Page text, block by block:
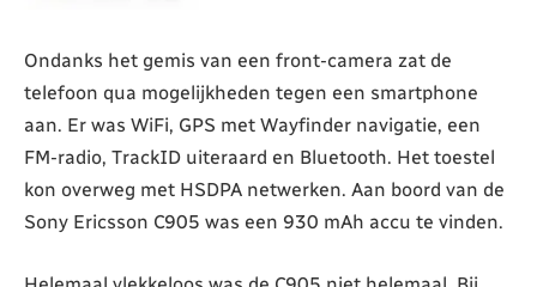
Ondanks het gemis van een front-camera zat de
telefoon qua mogelijkheden tegen een smartphone
aan. Er was WiFi, GPS met Wayfinder navigatie, een
FM-radio, TrackID uiteraard en Bluetooth. Het toestel
kon overweg met HSDPA netwerken. Aan boord van de
Sony Ericsson C905 was een 930 mAh accu te vinden.